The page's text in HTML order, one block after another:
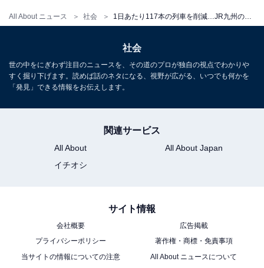
All About ニュース 社会 1日あたり117本の列車を削減…JR九州の「ダイヤ改正」、実態は？
博多から筑豊地区へ向かう篠栗線は、データイムの快速
2本、普通列車3本体制が、快速2本、普通2本へと普通列
通列車は途中駅篠栗止まりだった。利用者もそれほど多
くないので、やむを得ない措置であろう。
16本削減される。子細に時刻表をチェックすると、1時
間に2本ある普通列車は10分ほどの間隔で続行運転する
形となっていて、30分に1本の割合で走っているわけで
はない。ゆえに、これを1本にまとめ、1時間に1本走っ
社会
世の中をにぎわず注目のニュースを、その道のプロが独自の視点でわかりや
すく掘り下げます。読めば話のネタになる、視野が広がる、いつでも何かを
「発見」できる情報をお伝えします。
関連サービス
All About
All About Japan
イチオシ
サイト情報
会社概要
広告掲載
プライバシーポリシー
著作権・商標・免責事項
当サイトの情報についての注意
All About ニュースについて